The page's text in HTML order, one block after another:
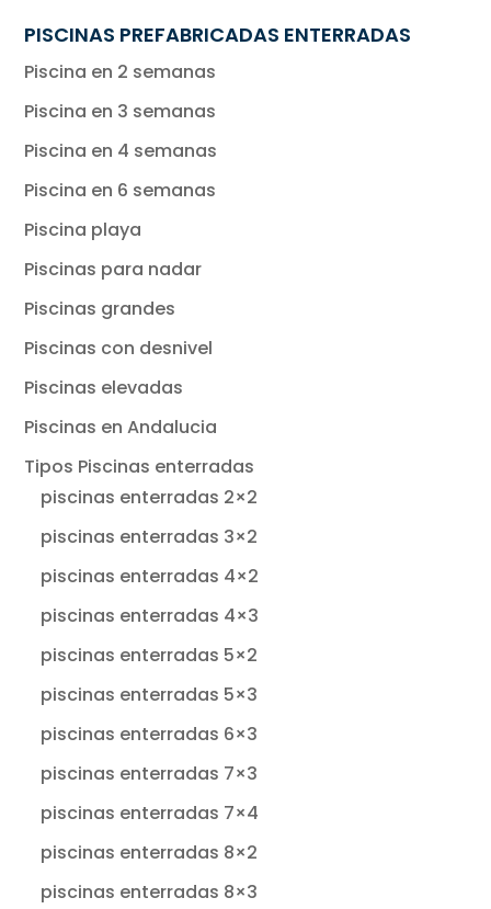
PISCINAS PREFABRICADAS ENTERRADAS
Piscina en 2 semanas
Piscina en 3 semanas
Piscina en 4 semanas
Piscina en 6 semanas
Piscina playa
Piscinas para nadar
Piscinas grandes
Piscinas con desnivel
Piscinas elevadas
Piscinas en Andalucia
Tipos Piscinas enterradas
piscinas enterradas 2×2
piscinas enterradas 3×2
piscinas enterradas 4×2
piscinas enterradas 4×3
piscinas enterradas 5×2
piscinas enterradas 5×3
piscinas enterradas 6×3
piscinas enterradas 7×3
piscinas enterradas 7×4
piscinas enterradas 8×2
piscinas enterradas 8×3